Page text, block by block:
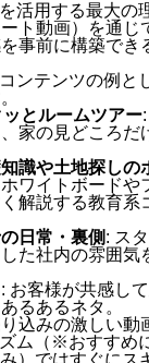
活用する最大の
ート動画）を通じ
事前に構築でき
ンテンツの例と
とルームツアー
家の見どころだ
識や土地探しの
ワイトボードや
解説する教育系
日常・裏側 : ス
た社内の雰囲気
: お客様が共感し
るあるネタ。
込みの激しい動
ム（※おすすめ
）ではすぐにス